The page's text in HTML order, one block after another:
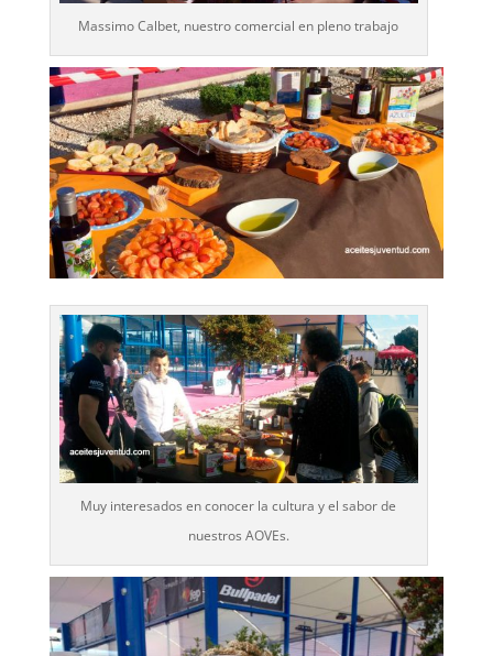
Massimo Calbet, nuestro comercial en pleno trabajo
Muy interesados en conocer la cultura y el sabor de
nuestros AOVEs.